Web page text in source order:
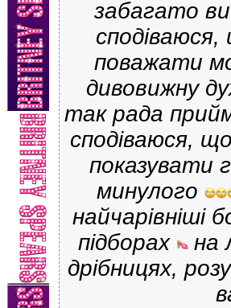
забагато
поважати
дивовижну
так рада
сподіваюся,
показувати
минулого
найчарівніші
підборах
на
дрібницях,